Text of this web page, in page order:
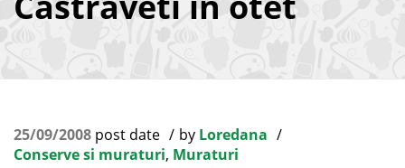
25/09/2008 post date by Loredana
Conserve si muraturi, Muraturi